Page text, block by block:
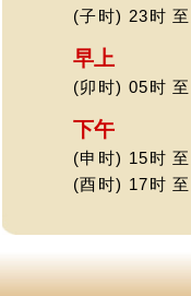
(子时) 23时
早上
(卯时) 05时
下午
(申时) 15时
(酉时) 17时